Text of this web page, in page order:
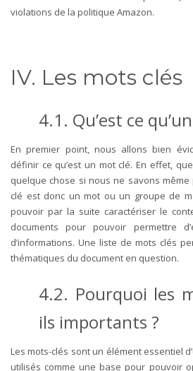
violations de la politique Amazon.
IV. Les mots clés
4.1. Qu’est ce
En premier point, nous allons bien
définir ce qu’est un mot clé. En effet,
quelque chose si nous ne savons même
clé est donc un mot ou un groupe de
pouvoir par la suite caractériser le
documents pour pouvoir permettre
d’informations. Une liste de mots clés
thématiques du document en question.
4.2. Pourquoi les
ils importants ?
Les mots-clés sont un élément essentiel
utilisés comme une base pour pouvoir